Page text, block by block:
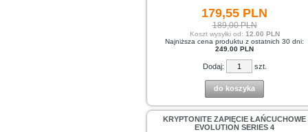
179,55 PLN
189,00 PLN
Koszt wysyłki od: 12.00 PLN
Najniższa cena produktu z ostatnich 30 dni:
249.00 PLN
Dodaj: szt.
do koszyka
KRYPTONITE ZAPIĘCIE ŁAŃCUCHOWE
EVOLUTION SERIES 4